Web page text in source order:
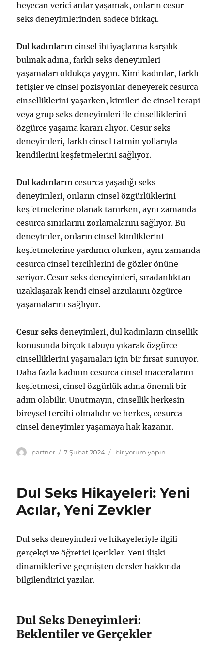
heyecan verici anlar yaşamak, onların cesur
seks deneyimlerinden sadece birkaçı.
Dul kadınların cinsel ihtiyaçlarına karşılık
bulmak adına, farklı seks deneyimleri
yaşamaları oldukça yaygın. Kimi kadınlar, farklı
fetişler ve cinsel pozisyonlar deneyerek cesurca
cinselliklerini yaşarken, kimileri de cinsel terapi
veya grup seks deneyimleri ile cinselliklerini
özgürce yaşama kararı alıyor. Cesur seks
deneyimleri, farklı cinsel tatmin yollarıyla
kendilerini keşfetmelerini sağlıyor.
Dul kadınların cesurca yaşadığı seks
deneyimleri, onların cinsel özgürlüklerini
keşfetmelerine olanak tanırken, aynı zamanda
cesurca sınırlarını zorlamalarını sağlıyor. Bu
deneyimler, onların cinsel kimliklerini
keşfetmelerine yardımcı olurken, aynı zamanda
cesurca cinsel tercihlerini de gözler önüne
seriyor. Cesur seks deneyimleri, sıradanlıktan
uzaklaşarak kendi cinsel arzularını özgürce
yaşamalarını sağlıyor.
Cesur seks deneyimleri, dul kadınların cinsellik
konusunda birçok tabuyu yıkarak özgürce
cinselliklerini yaşamaları için bir fırsat sunuyor.
Daha fazla kadının cesurca cinsel maceralarını
keşfetmesi, cinsel özgürlük adına önemli bir
adım olabilir. Unutmayın, cinsellik herkesin
bireysel tercihi olmalıdır ve herkes, cesurca
cinsel deneyimler yaşamaya hak kazanır.
Yazar
partner
Yayın
7 Şubat 2024
Dul
Maceraları
için
bir yorum yapın
Dul Seks Hikayeleri: Yeni
Acılar, Yeni Zevkler
Dul seks deneyimleri ve hikayeleriyle ilgili
gerçekçi ve öğretici içerikler. Yeni ilişki
dinamikleri ve geçmişten dersler hakkında
bilgilendirici yazılar.
Dul Seks Deneyimleri:
Beklentiler ve Gerçekler